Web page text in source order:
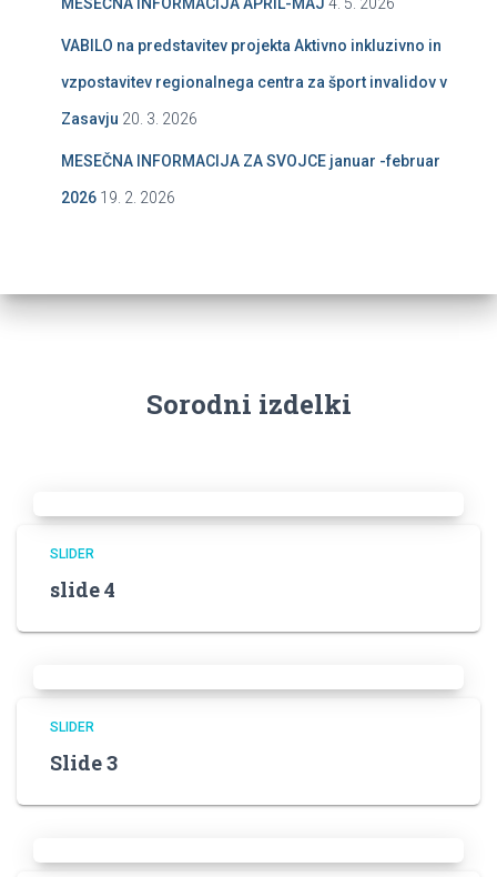
VABILO na predstavitev projekta Aktivno inkluzivno in
vzpostavitev regionalnega centra za šport invalidov v
Zasavju 20. 3. 2026
MESEČNA INFORMACIJA ZA SVOJCE januar -februar
2026 19. 2. 2026
Sorodni izdelki
SLIDER
slide 4
SLIDER
Slide 3